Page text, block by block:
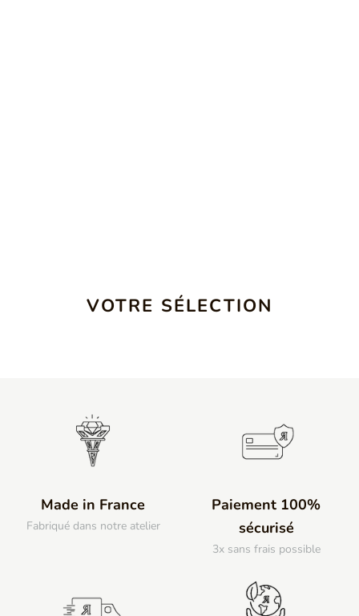
VOTRE SÉLECTION
Made in France
Fabriqué dans notre atelier
Paiement 100%
sécurisé
3x sans frais possible